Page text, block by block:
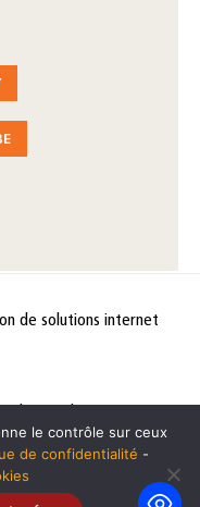
de solutions internet
le contrôle sur ceux
de confidentialité -